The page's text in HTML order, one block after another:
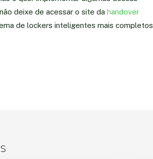
deixe de acessar o site da handover
de lockers inteligentes mais completos